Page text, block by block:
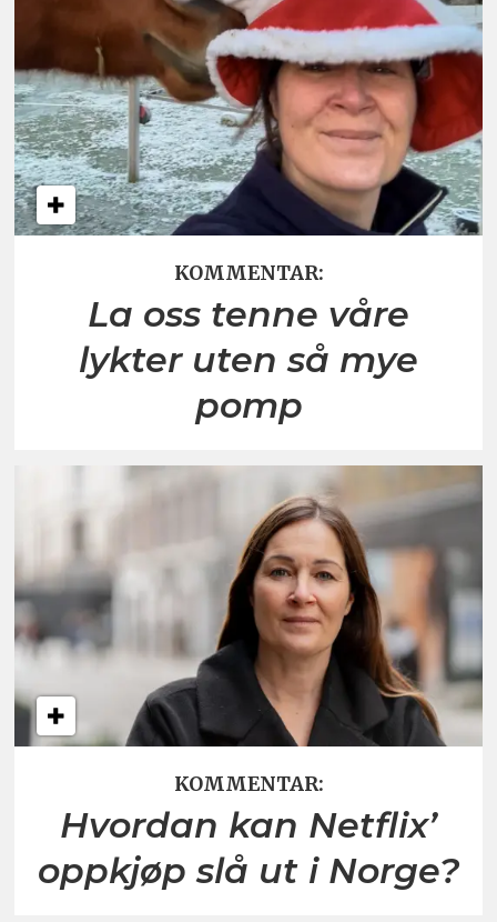
KOMMENTAR:
La oss tenne våre
lykter uten så mye
pomp
KOMMENTAR:
Hvordan kan Netflix’
oppkjøp slå ut i Norge?